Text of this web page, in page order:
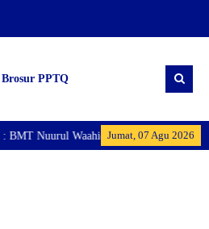
Brosur PPTQ
Jumat, 07 Agu 2026
Nuurul Waahid. Lembaga Ekonomi :